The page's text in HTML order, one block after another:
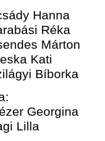
Hanna
Réka
Márton
Kati
Bíborka
Georgina
Lilla